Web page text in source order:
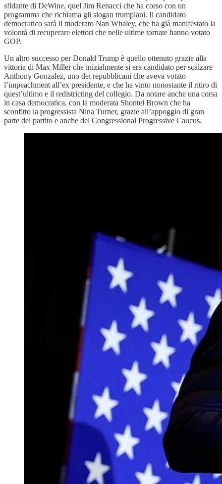
sfidante di DeWine, quel Jim Renacci che ha corso con un
programma che richiama gli slogan trumpiani. Il candidato
democratico sarà il moderato Nan Whaley, che ha già manifestato la
volontà di recuperare elettori che nelle ultime tornate hanno votato
GOP.
Un altro successo per Donald Trump è quello ottenuto grazie alla
vittoria di Max Miller che inizialmente si era candidato per scalzare
Anthony Gonzalez, uno dei repubblicani che aveva votato
l’impeachment all’ex presidente, e che ha vinto nonostante il ritiro di
quest’ultimo e il redistricting del collegio. Da notare anche una corsa
in casa democratica, con la moderata Shontel Brown che ha
sconfitto la progressista Nina Turner, grazie all’appoggio di gran
parte del partito e anche del Congressional Progressive Caucus.